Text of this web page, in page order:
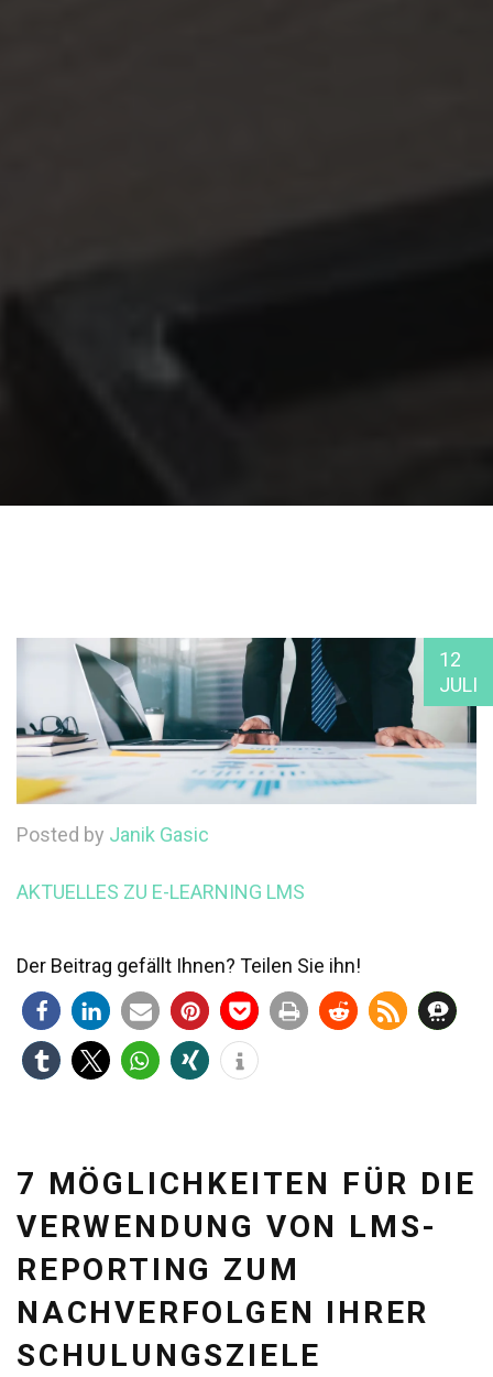
12
JULI
Posted by Janik Gasic
AKTUELLES ZU E-LEARNING LMS
Der Beitrag gefällt Ihnen? Teilen Sie ihn!
7 MÖGLICHKEITEN FÜR DIE
VERWENDUNG VON LMS-
REPORTING ZUM
NACHVERFOLGEN IHRER
SCHULUNGSZIELE